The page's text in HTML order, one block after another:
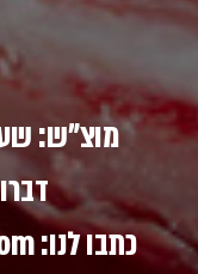
מוצ"ש:
כתבו לנו: